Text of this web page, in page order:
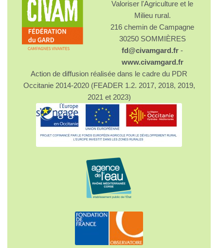
Valoriser l'Agriculture et le
Milieu rural.
216 chemin de Campagne
30250 SOMMIÈRES
fd@civamgard.fr -
www.civamgard.fr
Action de diffusion réalisée dans le cadre du PDR
Occitanie 2014-2020 (FEADER 1.2. 2017, 2018, 2019,
2021 et 2023)